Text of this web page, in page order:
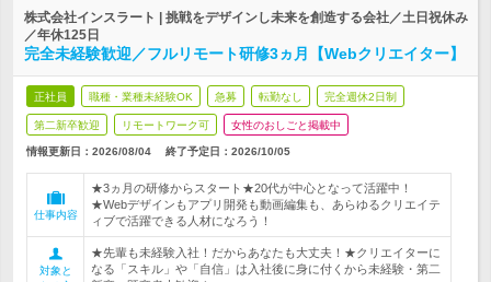
株式会社インスラート | 挑戦をデザインし未来を創造する会社／土日祝休み
／年休125日
完全未経験歓迎／フルリモート研修3ヵ月【Webクリエイター】
正社員 職種・業種未経験OK 急募 転勤なし 完全週休2日制
第二新卒歓迎 リモートワーク可 女性のおしごと掲載中
情報更新日：2026/08/04 終了予定日： 2026/10/05
仕事内容
★3ヵ月の研修からスタート★20代が中心となって活躍中！
★Webデザインもアプリ開発も動画編集も、あらゆるクリエイテ
ィブで活躍できる人材になろう！
対象と
★先輩も未経験入社！だからあなたも大丈夫！★クリエイターに
なる「スキル」や「自信」は入社後に身に付くから未経験・第二